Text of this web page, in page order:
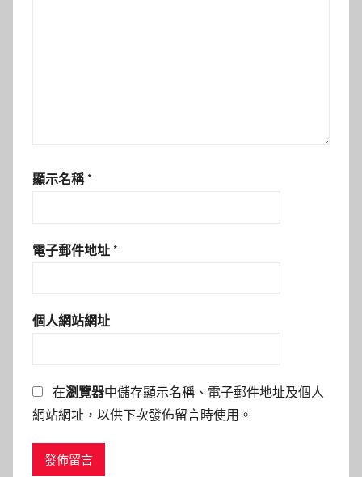
顯示名稱 *
電子郵件地址 *
個人網站網址
在瀏覽器中儲存顯示名稱、電子郵件地址及個人
網站網址，以供下次發佈留言時使用。